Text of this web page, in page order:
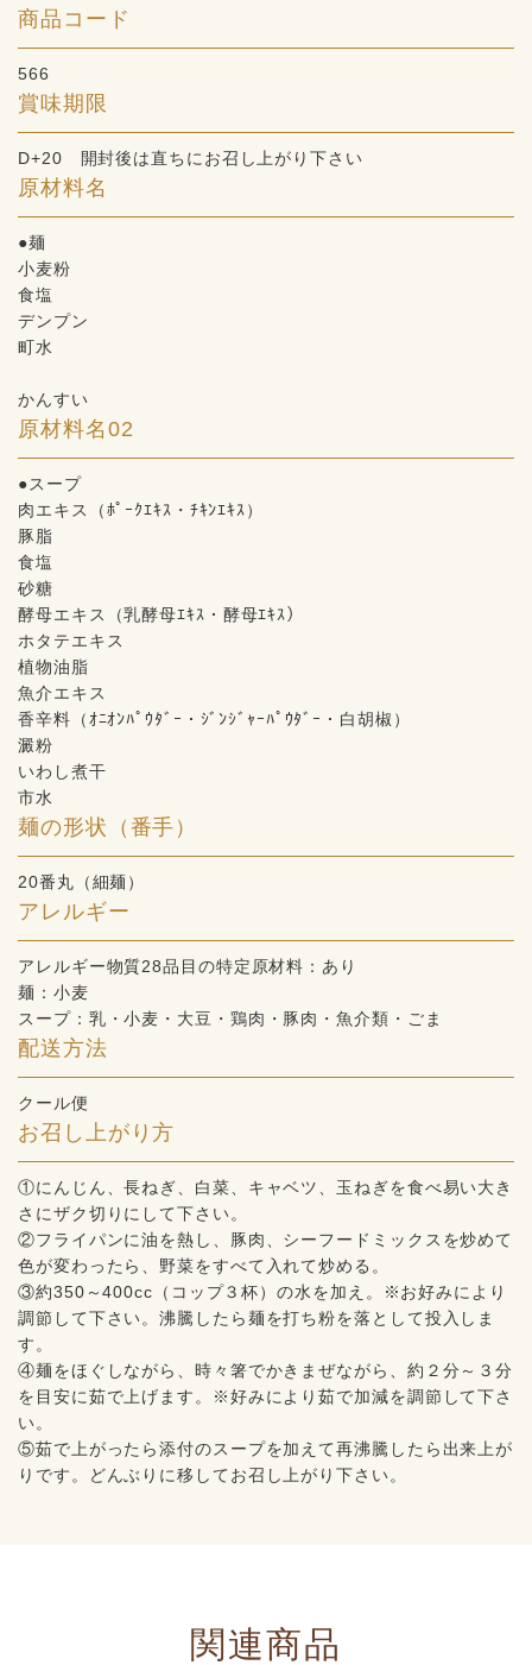
商品コード
566
賞味期限
D+20 開封後は直ちにお召し上がり下さい
原材料名
●麺
小麦粉
食塩
デンプン
町水
かんすい
原材料名02
●スープ
肉エキス（ﾎﾟｰｸｴｷｽ・ﾁｷﾝｴｷｽ）
豚脂
食塩
砂糖
酵母エキス（乳酵母ｴｷｽ・酵母ｴｷｽ）
ホタテエキス
植物油脂
魚介エキス
香辛料（ｵﾆｵﾝﾊﾟｳﾀﾞｰ・ｼﾞﾝｼﾞｬｰﾊﾟｳﾀﾞｰ・白胡椒）
澱粉
いわし煮干
市水
麺の形状（番手）
20番丸（細麺）
アレルギー
アレルギー物質28品目の特定原材料：あり
麺：小麦
スープ：乳・小麦・大豆・鶏肉・豚肉・魚介類・ごま
配送方法
クール便
お召し上がり方
①にんじん、長ねぎ、白菜、キャベツ、玉ねぎを食べ易い大き
さにザク切りにして下さい。
②フライパンに油を熱し、豚肉、シーフードミックスを炒めて
色が変わったら、野菜をすべて入れて炒める。
③約350～400cc（コップ３杯）の水を加え。※お好みにより
調節して下さい。沸騰したら麺を打ち粉を落として投入しま
す。
④麺をほぐしながら、時々箸でかきまぜながら、約２分～３分
を目安に茹で上げます。※好みにより茹で加減を調節して下さ
い。
⑤茹で上がったら添付のスープを加えて再沸騰したら出来上が
りです。どんぶりに移してお召し上がり下さい。
関連商品